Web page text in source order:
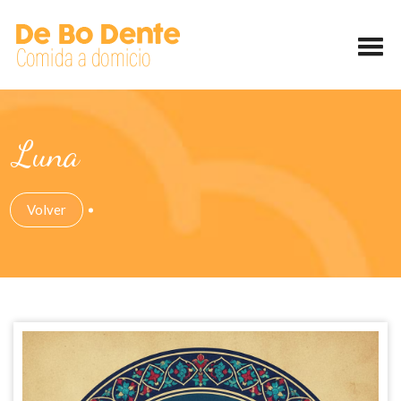
Luna
Volver